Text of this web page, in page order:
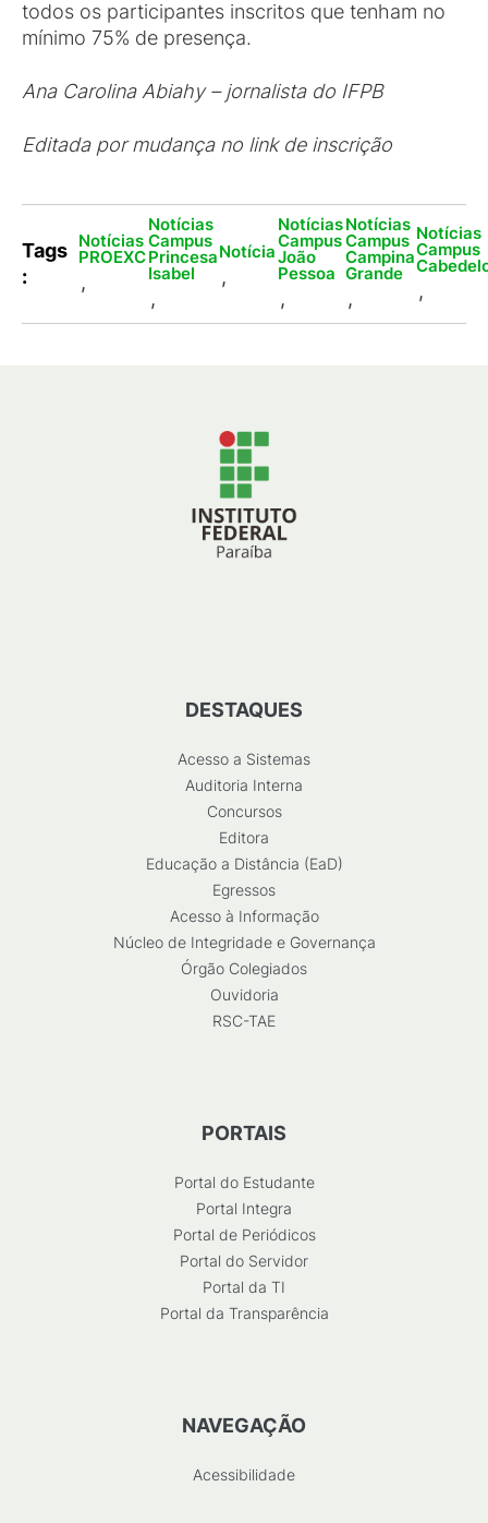
todos os participantes inscritos que tenham no
mínimo 75% de presença.
Ana Carolina Abiahy – jornalista do IFPB
Editada por mudança no link de inscrição
Tags
:
Notícias
PROEXC
,
Notícias
Campus
Princesa
Isabel
,
Notícia
,
Notícias
Campus
João
Pessoa
,
Notícias
Campus
Campina
Grande
,
Notícias
Campus
,
DESTAQUES
Acesso a Sistemas
Auditoria Interna
Concursos
Editora
Educação a Distância (EaD)
Egressos
Acesso à Informação
Núcleo de Integridade e Governança
Órgão Colegiados
Ouvidoria
RSC-TAE
PORTAIS
Portal do Estudante
Portal Integra
Portal de Periódicos
Portal do Servidor
Portal da TI
Portal da Transparência
NAVEGAÇÃO
Acessibilidade